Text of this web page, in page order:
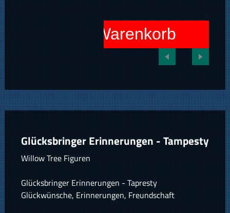
In den Warenkorb
Glücksbringer Erinnerungen - Tampesty
Willow Tree Figuren
Glücksbringer Erinnerungen - Tapresty
Glückwünsche, Erinnerungen, Freundschaft